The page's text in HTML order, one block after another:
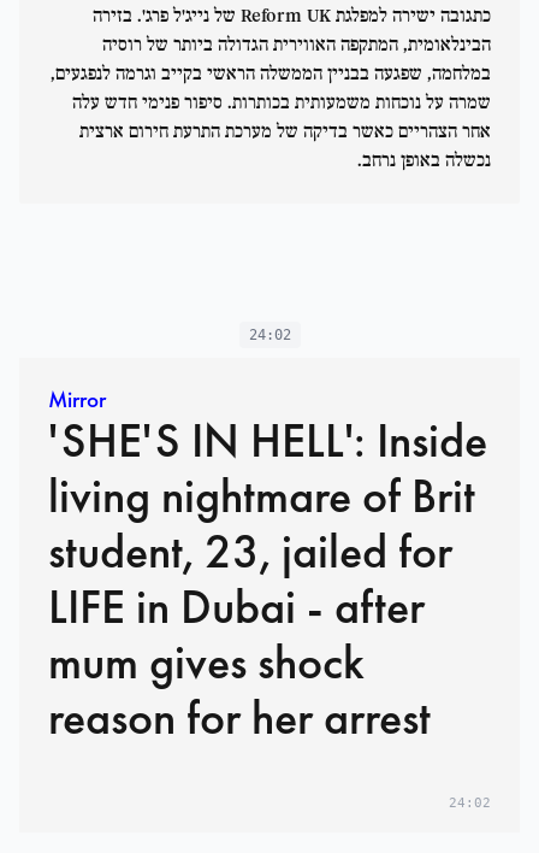
כתגובה ישירה למפלגת Reform UK של נייג'ל פרג'. בזירה
הבינלאומית, המתקפה האווירית הגדולה ביותר של רוסיה
במלחמה, שפגעה בבניין הממשלה הראשי בקייב וגרמה לנפגעים,
שמרה על נוכחות משמעותית בכותרות. סיפור פנימי חדש עלה
אחר הצהריים כאשר בדיקה של מערכת התרעת חירום ארצית
נכשלה באופן נרחב.
24:02
Mirror
'SHE'S IN HELL': Inside
living nightmare of Brit
student, 23, jailed for
LIFE in Dubai - after
mum gives shock
reason for her arrest
24:02